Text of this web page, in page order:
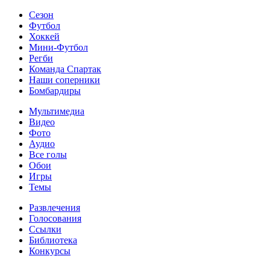
Сезон
Футбол
Хоккей
Мини-Футбол
Регби
Команда Спартак
Наши соперники
Бомбардиры
Мультимедиа
Видео
Фото
Аудио
Все голы
Обои
Игры
Темы
Развлечения
Голосования
Ссылки
Библиотека
Конкурсы